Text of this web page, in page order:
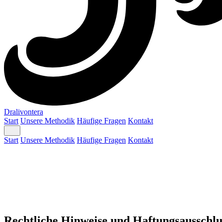
Dralivontera
Start Unsere Methodik Häufige Fragen Kontakt
Start Unsere Methodik Häufige Fragen Kontakt